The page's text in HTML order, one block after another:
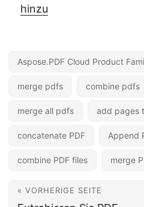
hinzu
Aspose.PDF Cloud Product
merge pdfs combine pdfs
merge all pdfs add pages
concatenate PDF Append
combine PDF files merge
« VORHERIGE SEITE